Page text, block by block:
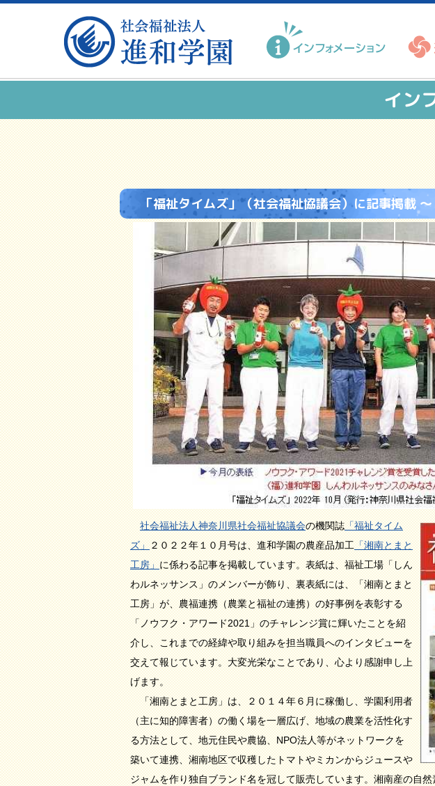
イン
「福祉タイムズ」（社会福祉協議会）に記事掲載
社会福祉法人神奈川県社会福祉協議会の機関誌 「福祉タイム
ズ」
２０２２年１０月号は、進和学園の農産品加工 「湘南とまと
工房」 に係わる記事を掲載しています。表紙は、福祉工場「しん
わルネッサンス」のメンバーが飾り、裏表紙には、「湘南とまと
工房」が、農福連携（農業と福祉の連携）の好事例を表彰する
「ノウフク・アワード2021」のチャレンジ賞に輝いたことを紹
介し、これまでの経緯や取り組みを担当職員へのインタビューを
交えて報じています。大変光栄なことであり、心より感謝申し上
げます。
「湘南とまと工房」は、２０１４年６月に稼働し、学園利用者
（主に知的障害者）の働く場を一層広げ、地域の農業を活性化す
る方法として、地元住民や農協、NPO法人等がネットワークを
築いて連携、湘南地区で収穫したトマトやミカンからジュースや
ジャムを作り独自ブランド名を冠して販売しています。湘南産の自